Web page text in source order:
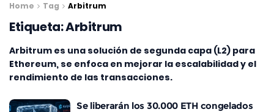
Home Tag Arbitrum
Etiqueta:Arbitrum
Arbitrum es una solución de segunda capa (L2) para
Ethereum, se enfoca en mejorar la escalabilidad y el
rendimiento de las transacciones.
Se liberarán los 30.000 ETH congelados